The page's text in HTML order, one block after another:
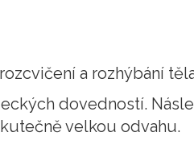
a rozhýbání
dovedností.
velkou odvahu.